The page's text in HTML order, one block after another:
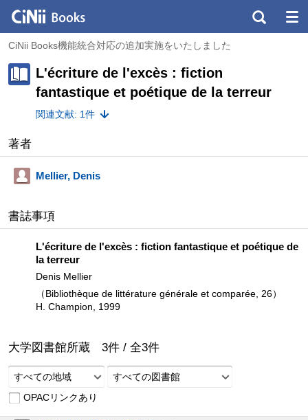
CiNii Books機能統合対応の追加実施をいたしました
L'écriture de l'excès : fiction
fantastique et poétique de la terreur
関連文献: 1件
著者
Mellier, Denis
書誌事項
L'écriture de l'excès : fiction fantastique et poétique de
la terreur
Denis Mellier
（Bibliothèque de littérature générale et comparée, 26）
H. Champion, 1999
大学図書館所蔵 3件 / 全3件
すべての地域
すべての図書館
OPACリンクあり